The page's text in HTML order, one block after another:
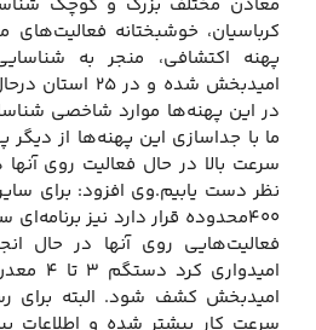
معادن مختلف بزرگ و کوچک
امیدبخش شده و
در این پهنه‌ها موارد شاخصی
ما با جداسازی این پهنه‌ها از
سرعت بالا در حال فعالیت روی
نظر دست یابیم.وی افزود: برای
۴۰۰محدوده قرار دارد نیز
فعالیت‌هایی روی آنها در حال
امیدبخش کشف شود. البته برای